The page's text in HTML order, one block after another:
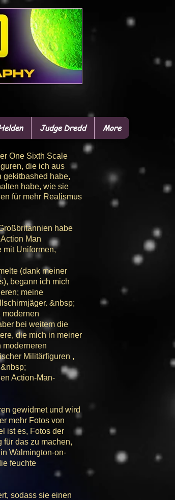
One Sixth Scale
die ich aus
gekitbashed habe,
habe, wie sie
für mehr Realismus
habe
Man
mit Uniformen,
(dank meiner
begann ich mich
meine
&nbsp;
modernen
bei weitem die
die mich in meiner
moderneren
Militärfiguren ,
Action-Man-
gewidmet und wird
mehr Fotos von
ist es, Fotos der
für das zu machen,
Walmington-on-
feuchte
sodass sie einen
Judge Dredd More